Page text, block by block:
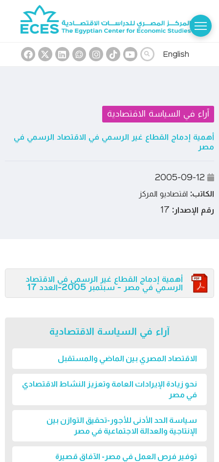
English
آراء في السياسة الاقتصادية
أهمية إدماج القطاع غير الرسمي في الاقتصاد الرسمي في
مصر
الكاتب: اقتصاديو المركز
رقم الإصدار:
أهمية إدماج القطاع غير الرسمي في الاقتصاد
الرسمي في مصر - سبتمبر 2005-العدد 17
آراء في السياسة الاقتصادية
الاقتصاد المصري بين الماضي والمستقبل
نحو زيادة الإيرادات العامة وتعزيز النشاط الاقتصادي
في مصر
سياسة الحد الأدنى للأجور-تحقيق التوازن بين
الإنتاجية والعدالة الاجتماعية في مصر
توفير فرص العمل في مصر- الآفاق قصيرة